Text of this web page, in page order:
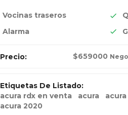
Vocinas traseros
Alarma
Precio: $659000
Etiquetas De Listado:
acura rdx en venta
acura
acura 2020